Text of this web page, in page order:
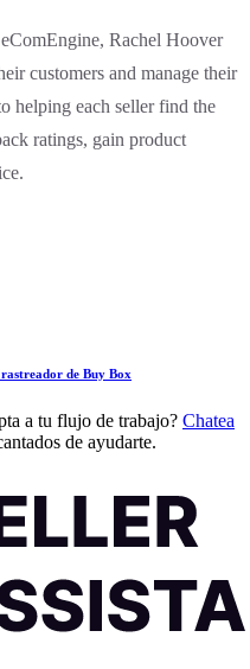
Rachel Hoover
customers and manage their
helping each seller find the
ratings, gain product
de Buy Box
a tu flujo de trabajo? Chatea
de ayudarte.